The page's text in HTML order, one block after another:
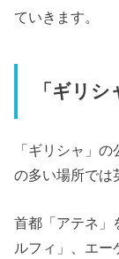
ていきます。
「ギリ
「ギリシャ」
の多い場所では
首都「アテネ」
ルフィ」、エー